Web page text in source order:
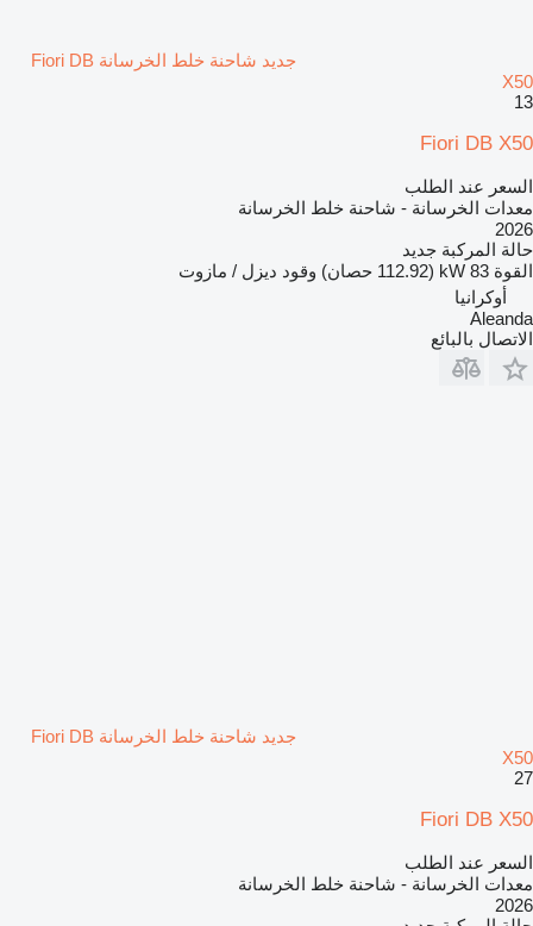
جديد شاحنة خلط الخرسانة Fiori DB
X50
13
Fiori DB X50
السعر عند الطلب
معدات الخرسانة - شاحنة خلط الخرسانة
2026
حالة المركبة جديد
القوة 83 kW (112.92 حصان) وقود ديزل / مازوت
أوكرانيا
Aleanda
الاتصال بالبائع
جديد شاحنة خلط الخرسانة Fiori DB
X50
27
Fiori DB X50
السعر عند الطلب
معدات الخرسانة - شاحنة خلط الخرسانة
2026